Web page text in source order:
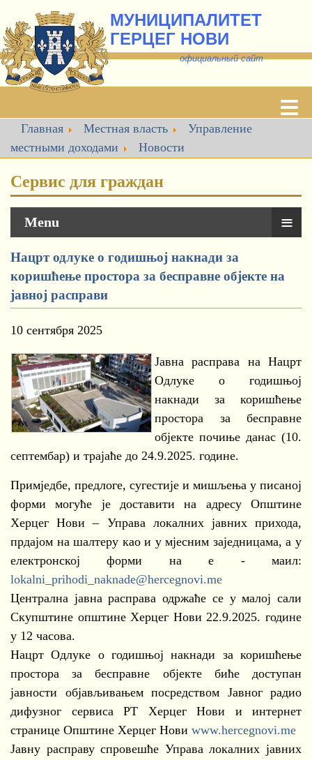
МУНИЦИПАЛИТЕТ
ГЕРЦЕГ НОВИ
официальный сайт
Главная Местная власть
Управление
местными доходами
Новости
Сервис для граждан
Menu ≡
Нацрт одлуке о годишњој накнади за
коришћење простора за бесправне објекте на
јавној расправи
10 сентября 2025
Јавна расправа на Нацрт
Одлуке о годишњој
накнади за коришћење
простора за бесправне
објекте почиње данас (10.
септембар) и трајаће до 24.9.2025. године.
Примједбе, предлоге, сугестије и мишљења у писаној
форми могуће је доставити на адресу Општине
Херцег Нови – Управа локалних јавних прихода,
прдајом на шалтеру као и у мјесним заједницама, а у
електронској форми на е - маил:
lokalni_prihodi_naknade@hercegnovi.me
Централна јавна расправа одржаће се у малој сали
Скупштине општине Херцег Нови 22.9.2025. године
у 12 часова.
Нацрт Одлуке о годишњој накнади за коришћење
простора за бесправне објекте биће доступан
јавности објављивањем посредством Јавног радио
дифузног сервиса РТ Херцег Нови и интернет
странице Општине Херцег Нови www.hercegnovi.me
Јавну расправу спровешће Управа локалних јавних